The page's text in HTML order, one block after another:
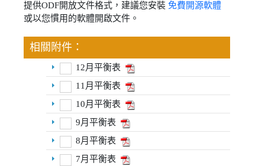
提供ODF開放文件格式，建議您安裝 免費開源軟體
或以您慣用的軟體開啟文件。
相關附件：
12月平衡表
11月平衡表
10月平衡表
9月平衡表
8月平衡表
7月平衡表